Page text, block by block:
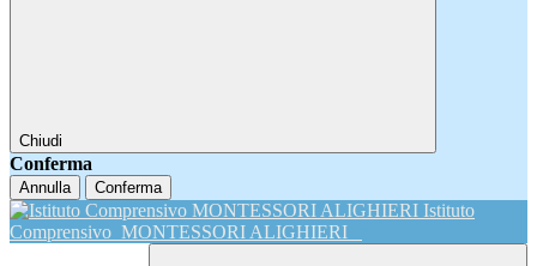
Chiudi
Conferma
Annulla Conferma
Istituto
Comprensivo MONTESSORI ALIGHIERI